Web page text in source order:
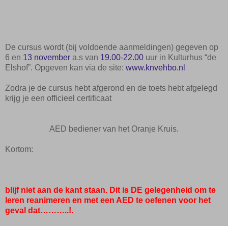
De cursus wordt (bij voldoende aanmeldingen) gegeven op
6 en 13 november a.s van 19.00-22.00 uur in Kulturhus “de
Elshof”. Opgeven kan via de site: www.knvehbo.nl
Zodra je de cursus hebt afgerond en de toets hebt afgelegd
krijg je een officieel certificaat
AED bediener van het Oranje Kruis.
Kortom:
blijf niet aan de kant staan. Dit is DE gelegenheid om te
leren reanimeren en met een AED te oefenen voor het
geval dat………..!.